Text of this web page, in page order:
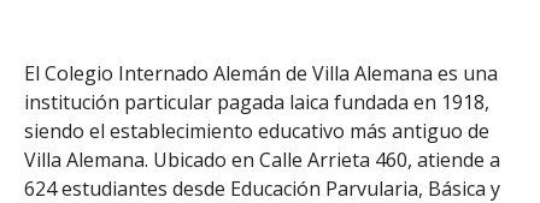
El Colegio Internado Alemán de Villa Alemana es una
institución particular pagada laica fundada en 1918,
siendo el establecimiento educativo más antiguo de
Villa Alemana. Ubicado en Calle Arrieta 460, atiende a
624 estudiantes desde Educación Parvularia, Básica y